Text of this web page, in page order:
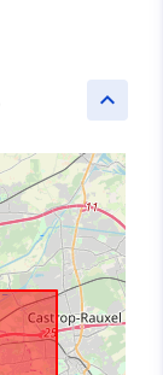
keyboard_arrow_up